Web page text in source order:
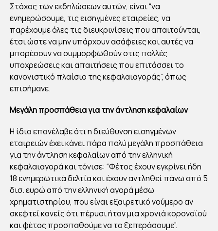
Στόχος των εκδηλώσεων αυτών, είναι “να
ενημερώσουμε, τις εισηγμένες εταιρείες, να
παρέχουμε όλες τις διευκρινίσεις που απαιτούνται,
έτσι ώστε να μην υπάρχουν ασάφειες και αυτές να
μπορέσουν να συμμορφωθούν στις πολλές
υποχρεώσεις και απαιτήσεις που επιτάσσει το
κανονιστικό πλαίσιο της κεφαλαιαγοράς”, όπως
επισήμανε.
Μεγάλη προσπάθεια για την άντληση κεφαλαίων
Η ίδια επανέλαβε ότι η διεύθυνση εισηγμένων
εταιρειών έχει κάνει πάρα πολύ μεγάλη προσπάθεια
για την άντληση κεφαλαίων από την ελληνική
κεφαλαιαγορά και τόνισε: “Φέτος έχουν εγκρίνει ήδη
18 ενημερωτικά δελτία και έχουν αντληθεί πάνω από 5
δισ. ευρώ από την ελληνική αγορά μέσω
χρηματιστηρίου, που είναι εξαιρετικό νούμερο αν
σκεφτεί κανείς ότι πέρυσι ήταν μια χρονιά κορονοϊού
και φέτος προσπαθούμε να το ξεπεράσουμε”.